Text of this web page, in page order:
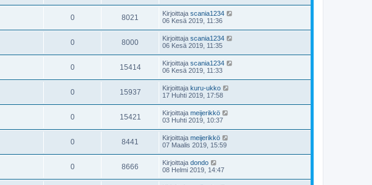
0 8021 Kirjoittaja scania1234
06 Kesä 2019, 11:36
0 8000 Kirjoittaja scania1234
06 Kesä 2019, 11:35
0 15414 Kirjoittaja scania1234
06 Kesä 2019, 11:33
0 15937 Kirjoittaja kuru-ukko
17 Huhti 2019, 17:58
0 15421 Kirjoittaja meijerikkö
03 Huhti 2019, 10:37
0 8441 Kirjoittaja meijerikkö
07 Maalis 2019, 15:59
0 8666 Kirjoittaja dondo
08 Helmi 2019, 14:47